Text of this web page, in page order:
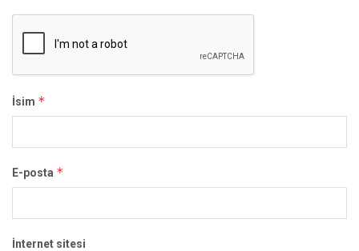
İsim *
E-posta *
İnternet sitesi